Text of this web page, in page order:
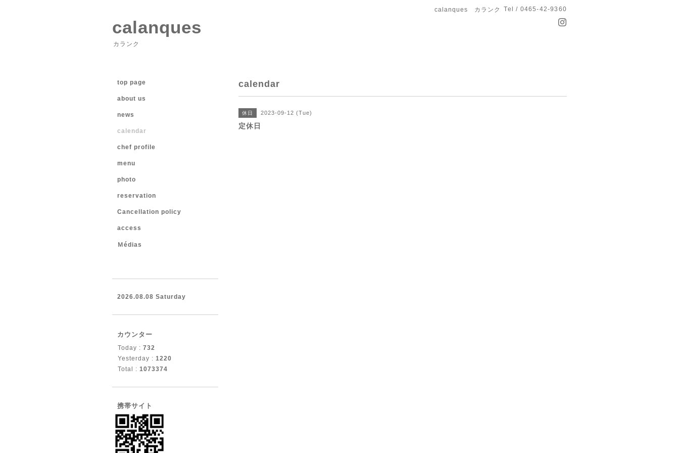
calanques カランク Tel / 0465-42-9360
calanques
カランク
calendar
休日 2023-09-12 (Tue)
定休日
top page
about us
news
calendar
chef profile
menu
photo
reservation
Cancellation policy
access
Ｍédias
2026.08.08 Saturday
カウンター
Today : 732
Yesterday : 1220
Total : 1073374
携帯サイト